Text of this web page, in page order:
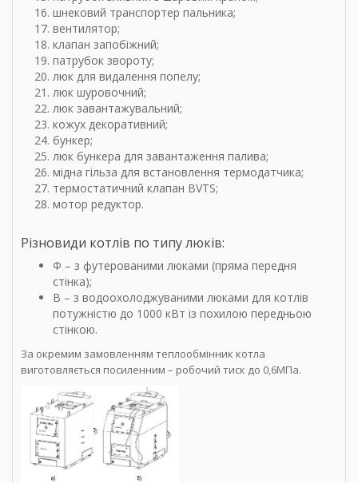
шнековий транспортер пальника;
вентилятор;
клапан запобіжний;
патрубок звороту;
люк для видалення попелу;
люк шуровочний;
люк завантажувальний;
кожух декоративний;
бункер;
люк бункера для завантаження палива;
мідна гільза для встановлення термодатчика;
термостатичний клапан BVTS;
мотор редуктор.
Різновиди котлів по типу люків:
Ф – з футерованими люками (пряма передня
стінка);
В – з водоохолоджуваними люками для котлів
потужністю до 1000 кВт із похилою передньою
стінкою.
За окремим замовленням теплообмінник котла
виготовляється посиленним – робочий тиск до 0,6МПа.